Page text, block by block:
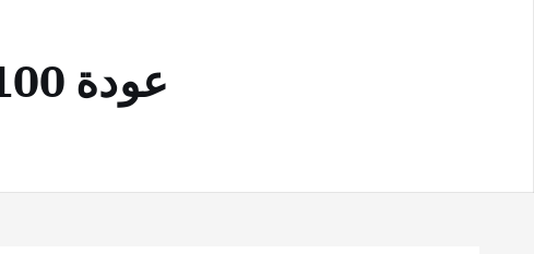
عودة 100 مهاجر عراقي قادمين من فنلندا